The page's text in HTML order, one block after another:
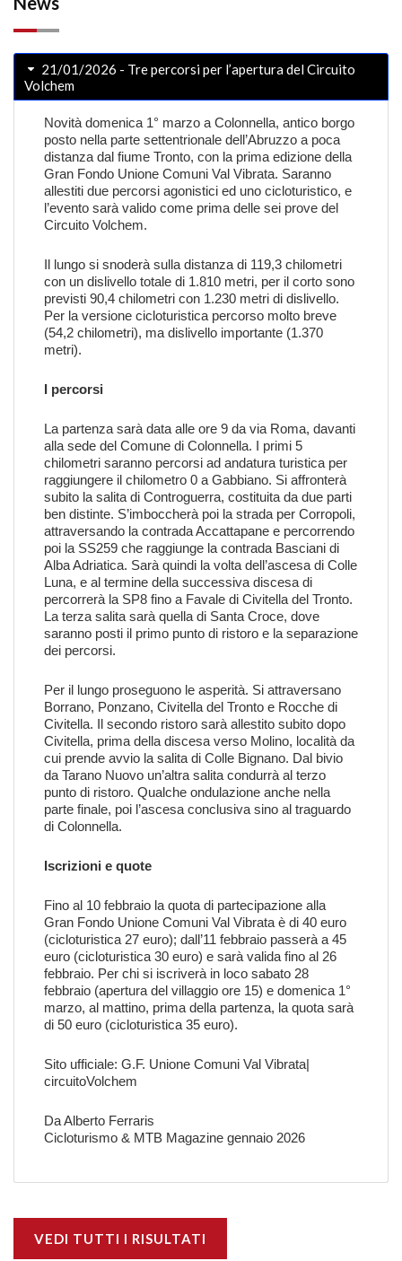
21/01/2026 - Tre percorsi per l’apertura del Circuito
Volchem
Novità domenica 1° marzo a Colonnella, antico borgo
posto nella parte settentrionale dell’Abruzzo a poca
distanza dal fiume Tronto, con la prima edizione della
Gran Fondo Unione Comuni Val Vibrata. Saranno
allestiti due percorsi agonistici ed uno cicloturistico, e
l’evento sarà valido come prima delle sei prove del
Circuito Volchem.
Il lungo si snoderà sulla distanza di 119,3 chilometri
con un dislivello totale di 1.810 metri, per il corto sono
previsti 90,4 chilometri con 1.230 metri di dislivello.
Per la versione cicloturistica percorso molto breve
(54,2 chilometri), ma dislivello importante (1.370
metri).
I percorsi
La partenza sarà data alle ore 9 da via Roma, davanti
alla sede del Comune di Colonnella. I primi 5
chilometri saranno percorsi ad andatura turistica per
raggiungere il chilometro 0 a Gabbiano. Si affronterà
subito la salita di Controguerra, costituita da due parti
ben distinte. S’imboccherà poi la strada per Corropoli,
attraversando la contrada Accattapane e percorrendo
poi la SS259 che raggiunge la contrada Basciani di
Alba Adriatica. Sarà quindi la volta dell’ascesa di Colle
Luna, e al termine della successiva discesa di
percorrerà la SP8 fino a Favale di Civitella del Tronto.
La terza salita sarà quella di Santa Croce, dove
saranno posti il primo punto di ristoro e la separazione
dei percorsi.
Per il lungo proseguono le asperità. Si attraversano
Borrano, Ponzano, Civitella del Tronto e Rocche di
Civitella. Il secondo ristoro sarà allestito subito dopo
Civitella, prima della discesa verso Molino, località da
cui prende avvio la salita di Colle Bignano. Dal bivio
da Tarano Nuovo un’altra salita condurrà al terzo
punto di ristoro. Qualche ondulazione anche nella
parte finale, poi l’ascesa conclusiva sino al traguardo
di Colonnella.
Iscrizioni e quote
Fino al 10 febbraio la quota di partecipazione alla
Gran Fondo Unione Comuni Val Vibrata è di 40 euro
(cicloturistica 27 euro); dall’11 febbraio passerà a 45
euro (cicloturistica 30 euro) e sarà valida fino al 26
febbraio. Per chi si iscriverà in loco sabato 28
febbraio (apertura del villaggio ore 15) e domenica 1°
marzo, al mattino, prima della partenza, la quota sarà
di 50 euro (cicloturistica 35 euro).
Sito ufficiale: G.F. Unione Comuni Val Vibrata|
circuitoVolchem
DaAlberto Ferraris
Cicloturismo & MTB Magazine gennaio 2026
VEDI TUTTI I RISULTATI